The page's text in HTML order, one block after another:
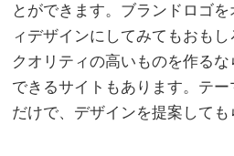
とができます。ブランドロゴ
ィデザインにしてみてもおもし
クオリティの高いものを作る
できるサイトもあります。テ
だけで、デザインを提案しても